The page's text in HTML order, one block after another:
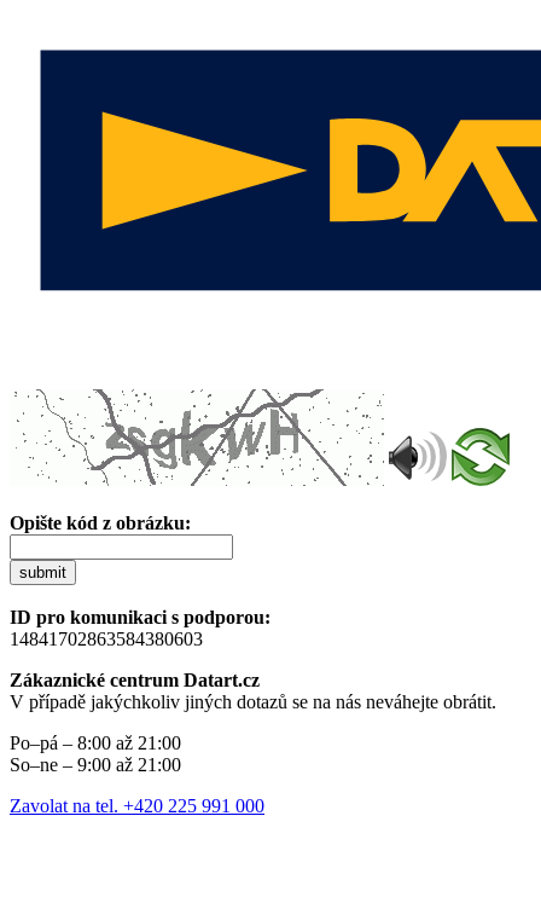
Opište kód z obrázku:
submit
ID pro komunikaci s podporou:
14841702863584380603
Zákaznické centrum Datart.cz
V případě jakýchkoliv jiných dotazů se na nás neváhejte obrátit.
Po–pá – 8:00 až 21:00
So–ne – 9:00 až 21:00
Zavolat na tel. +420 225 991 000